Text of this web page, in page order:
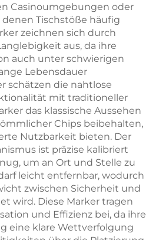
Casinoumgebungen oder
Tischstöße häufig
zeichnen sich durch
aus, da ihre
auch unter schwierigen
Lebensdauer
schätzen die nahtlose
mit traditioneller
das klassische Aussehen
Chips beibehalten,
Nutzbarkeit bieten. Der
ist präzise kalibriert
um an Ort und Stelle zu
leicht entfernbar, wodurch
zwischen Sicherheit und
wird. Diese Marker tragen
und Effizienz bei, da ihre
eine klare Wettverfolgung